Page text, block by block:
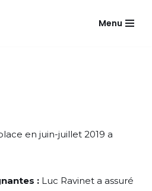
Menu
en juin-juillet 2019 a
: Luc Ravinet a assuré